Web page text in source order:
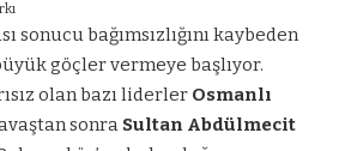
sonucu bağımsızlığını kaybeden
göçler vermeye başlıyor.
olan bazı liderler Osmanlı
sonra Sultan Abdülmecit